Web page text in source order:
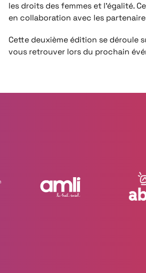
les droits des femmes et l’égalité.
en collaboration avec les
Cette deuxième édition se déroule
vous retrouver lors du prochain